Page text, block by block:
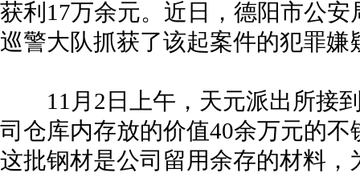
获利17万余元。近日，德阳市公
巡警大队抓获了该起案件的犯罪嫌
11月2日上午，天元派出所接到
司仓库内存放的价值40余万元的
这批钢材是公司留用余存的材料